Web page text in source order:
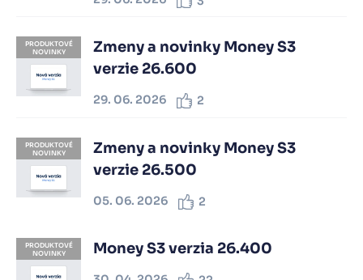
PRODUKTOVÉ
NOVINKY
Zmeny a novinky Money S3
verzie 26.600
29. 06. 2026 2
PRODUKTOVÉ
NOVINKY
Zmeny a novinky Money S3
verzie 26.500
05. 06. 2026 2
PRODUKTOVÉ
NOVINKY
Money S3 verzia 26.400